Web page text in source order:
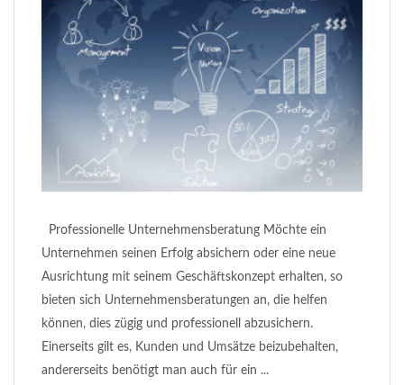
Professionelle Unternehmensberatung Möchte ein
Unternehmen seinen Erfolg absichern oder eine neue
Ausrichtung mit seinem Geschäftskonzept erhalten, so
bieten sich Unternehmensberatungen an, die helfen
können, dies zügig und professionell abzusichern.
Einerseits gilt es, Kunden und Umsätze beizubehalten,
andererseits benötigt man auch für ein ...